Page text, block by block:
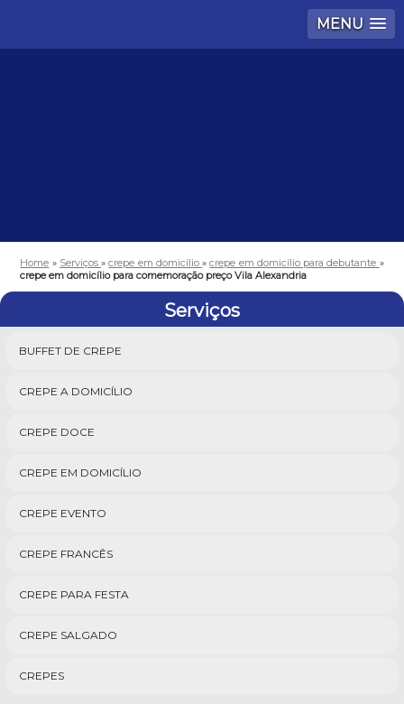
MENU
Home » Serviços»crepe em domicílio»crepe em domicílio para debutante »
crepe em domicílio para comemoração preço Vila Alexandria
Serviços
BUFFET DE CREPE
CREPE A DOMICÍLIO
CREPE DOCE
CREPE EM DOMICÍLIO
CREPE EVENTO
CREPE FRANCÊS
CREPE PARA FESTA
CREPE SALGADO
CREPES